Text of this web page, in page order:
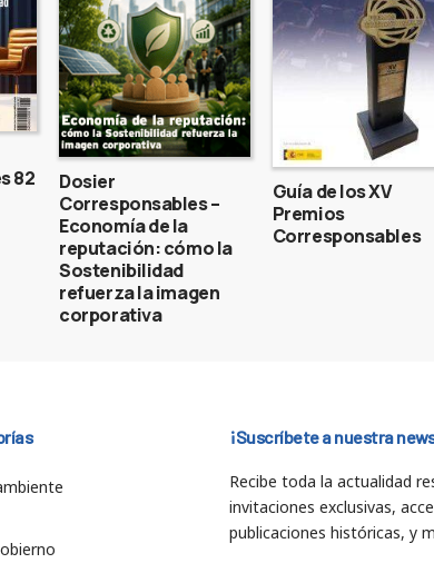
82
Dosier
Corresponsables –
Economía de la
reputación: cómo la
Sostenibilidad
refuerza la imagen
corporativa
Guía de los XV
Premios
Corresponsables
¡Suscríbete a nuestra
Recibe toda la actualidad
invitaciones exclusivas,
publicaciones históricas, y